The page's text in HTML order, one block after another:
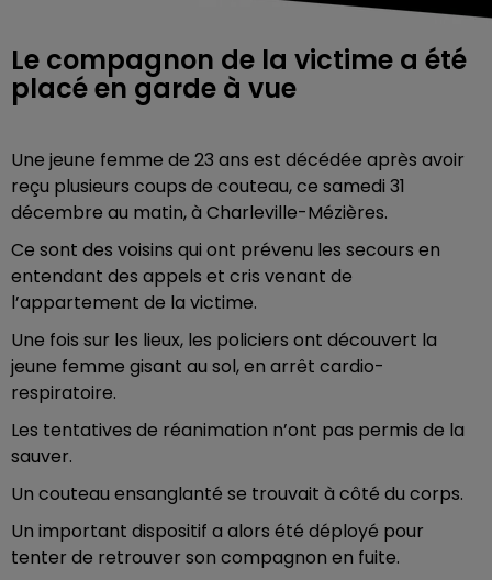
Le compagnon de la victime a été
placé en garde à vue
Une jeune femme de 23 ans est décédée après avoir
reçu plusieurs coups de couteau, ce samedi 31
décembre au matin, à Charleville-Mézières.
Ce sont des voisins qui ont prévenu les secours en
entendant des appels et cris venant de
l’appartement de la victime.
Une fois sur les lieux, les policiers ont découvert la
jeune femme gisant au sol, en arrêt cardio-
respiratoire.
Les tentatives de réanimation n’ont pas permis de la
sauver.
Un couteau ensanglanté se trouvait à côté du corps.
Un important dispositif a alors été déployé pour
tenter de retrouver son compagnon en fuite.